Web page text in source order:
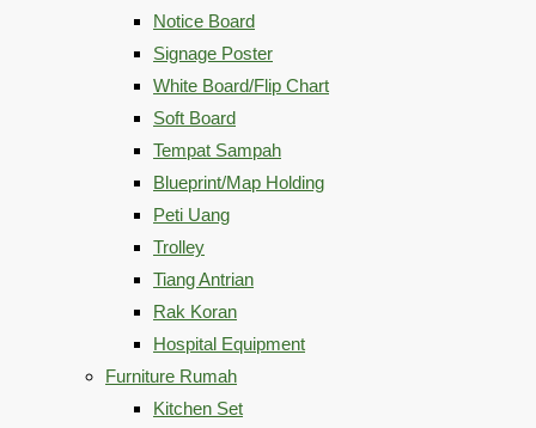
Notice Board
Signage Poster
White Board/Flip Chart
Soft Board
Tempat Sampah
Blueprint/Map Holding
Peti Uang
Trolley
Tiang Antrian
Rak Koran
Hospital Equipment
Furniture Rumah
Kitchen Set